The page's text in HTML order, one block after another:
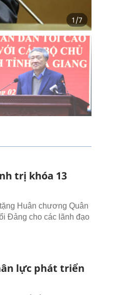
1 /7
trị khóa 13
Huân chương Quân
Đảng cho các lãnh đạo
lực phát triển